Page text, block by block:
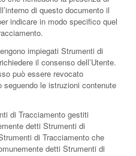
di questo documento il
indicare in modo specifico quel
impiegati Strumenti di
il consenso dell’Utente.
può essere revocato
le istruzioni contenute
di Tracciamento gestiti
detti Strumenti di
di Tracciamento che
detti Strumenti di